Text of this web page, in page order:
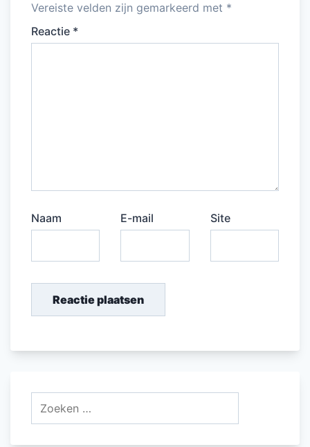
Vereiste velden zijn gemarkeerd met *
Reactie *
Naam E-mail Site
Zoeken